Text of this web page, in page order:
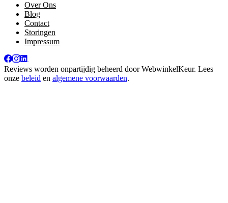
Over Ons
Blog
Contact
Storingen
Impressum
Reviews worden onpartijdig beheerd doorWebwinkelKeur. Lees
onze beleid en algemene voorwaarden.